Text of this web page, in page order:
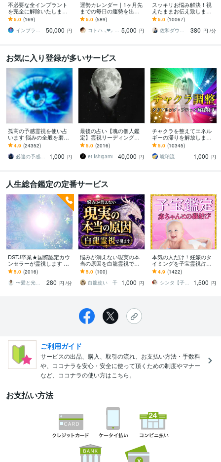
不必要な全インプラント
を完全に解除いたします
インプラント全解除創始
者 × 魂の解放・カルマ浄
化・能力開花
5.0 (169)
インプラント全解除創始者｜魂王DaI⭐︎
50,000 円
運勢カレンダー｜1ヶ月先
までの毎日の運勢を出し
ます 30日×500字のおよそ
1万5千文字で細かく詳細
に記します
5.0 (589)
コトハ ⸜❤︎⸝ 新サービス提供開始✨️ 5,000 円
スッキリお悩み解決！視
えたままお伝え致します
恋愛、結婚、人間関係、
仕事、人生、ペットの気
持ち等◎祈願付き
5.0 (10067)
佐和ダウジング＆スピリットメンター
380 円 /分
お気に入り登録が多いサービス
孤高の予感霊視を使い占
います 悩みの全般を磨き
上げ、研ぎ澄ました予感
より霊視により導きます
4.9 (24352)
必達の予感霊視 渡邊 潤一
1,000 円
最後の占い【魂の個人鑑
定】霊視リーディング承
ります 運命の地図を手
に、輝く人生を創る｜魂
の全体像を紐解く鑑定
5.0 (2016)
et Ishigami
40,000 円
チャクラを整えてエネル
ギーの滞りを解放します 7
割超リピート！人生を変
えたい人のエネルギー調
整
5.0 (10345)
琥珀流
1,000 円
人生総合鑑定の定番サービス
DSTJ卒業★国際認定カウ
ンセラーが霊視します ★
最高の人生を生きていく
為のサポート致します★
5.0 (2016)
〜愛と光を貴方へ〜 大塚美和
280 円 /分
悩みが消えない現実の本
当の原因を白龍霊視で視
ます 恋愛・仕事・お金・
人間関係｜流れを変える
次の一手を導きます
5.0 (100)
白龍使い 千
1,000 円
本気の人だけ！妊娠のタ
イミングを子宝霊視占い
します 妊活に悩む女性を
子宝祈願・安産成就に導
くシャーマンの血脈
4.9 (1422)
シンタ【子宝・子ども鑑定師】
1,500 円
ご利用ガイド
サービスの出品、購入、取引の流れ、お支払い方法・手数料
や、ココナラを安心・安全に使って頂くための制度やマナー
など、ココナラの使い方はこちら。
お支払い方法